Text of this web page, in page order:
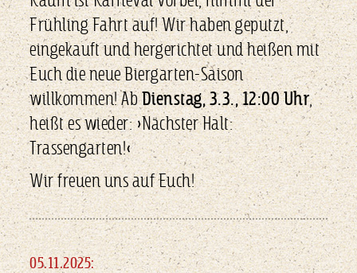
Frühling Fahrt auf! Wir haben geputzt,
eingekauft und hergerichtet und heißen mit
Euch die neue Biergarten-Saison
willkommen! AbDienstag, 3.3., 12:00 Uhr,
heißt es wieder: »Nächster Halt:
Trassengarten!«
Wir freuen uns auf Euch!
05.11.2025: